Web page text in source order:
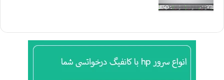
کند.
پاسخ به حوادث:
به کمک ابزارهای مدیریت حوادث، کاربران می‌توانند